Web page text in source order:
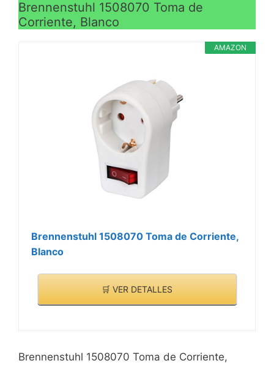
Brennenstuhl 1508070 Toma de
Corriente, Blanco
AMAZON
Brennenstuhl 1508070 Toma de Corriente,
Blanco
🛒 VER DETALLES
Brennenstuhl 1508070 Toma de Corriente,